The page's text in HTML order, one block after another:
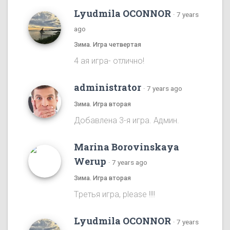
Lyudmila OCONNOR · 7 years
ago
Зима. Игра четвертая
4 ая игра- отлично!
administrator · 7 years ago
Зима. Игра вторая
Добавлена 3-я игра. Админ.
Marina Borovinskaya
Werup · 7 years ago
Зима. Игра вторая
Tретья игра, please !!!!
Lyudmila OCONNOR · 7 years